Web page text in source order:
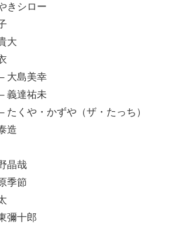
きシロー
大
大島美幸
義達祐未
たくや・かずや（ザ・たっち）
造
晶哉
季節
彌十郎